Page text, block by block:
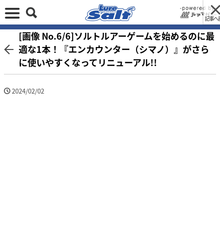
記事へ
[画像 No.6/6]ソルトルアーゲームを始めるのに最
適な1本！『エンカウンター（シマノ）』がさら
に使いやすくなってリニューアル!!
2024/02/02